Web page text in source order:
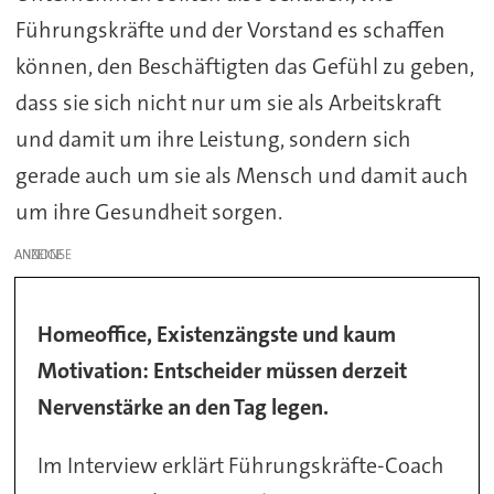
Führungskräfte und der Vorstand es schaffen
können, den Beschäftigten das Gefühl zu geben,
dass sie sich nicht nur um sie als Arbeitskraft
und damit um ihre Leistung, sondern sich
gerade auch um sie als Mensch und damit auch
um ihre Gesundheit sorgen.
ANZEIGE
Homeoffice, Existenzängste und kaum
Motivation: Entscheider müssen derzeit
Nervenstärke an den Tag legen.
Im Interview erklärt Führungskräfte-Coach